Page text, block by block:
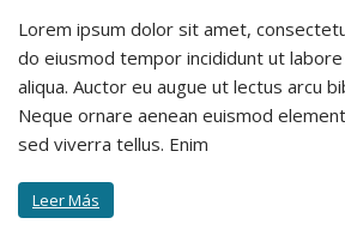
Lorem ipsum dolor sit amet,
do eiusmod tempor incididunt ut
aliqua. Auctor eu augue ut lectus arcu
Neque ornare aenean euismod
sed viverra tellus. Enim
Leer Más